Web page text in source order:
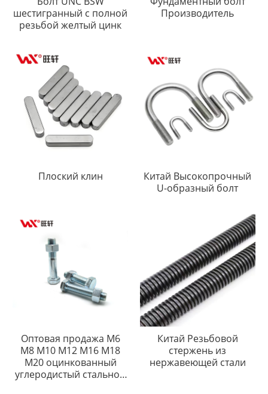
шестигранный с полной
резьбой желтый цинк
Производитель
Плоский клин
Китай Высокопрочный
U-образный болт
Оптовая продажа M6
M8 M10 M12 M16 M18
M20 оцинкованный
углеродистый стальной
Китай Резьбовой
стержень из
нержавеющей стали